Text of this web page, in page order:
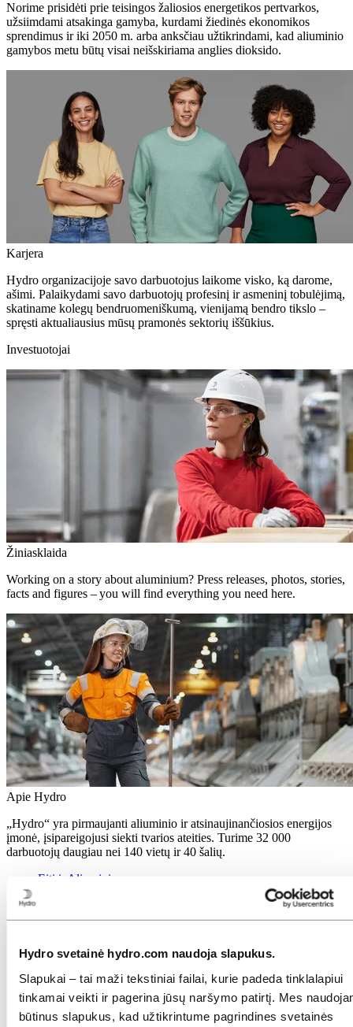
Hydro svetainė hydro.com naudoja slapukus.
Slapukai – tai maži tekstiniai failai, kurie padeda tinklalapiui
tinkamai veikti ir pagerina jūsų naršymo patirtį. Mes
būtinus slapukus, kad užtikrintume pagrindines svetainės
Norime prisidėti prie teisingos žaliosios energetikos pertvarkos,
užsiimdami atsakinga gamyba, kurdami žiedinės ekonomikos
sprendimus ir iki 2050 m. arba anksčiau užtikrindami, kad aliuminio
gamybos metu būtų visai neišskiriama anglies dioksido.
Karjera
Hydro organizacijoje savo darbuotojus laikome visko, ką darome,
ašimi. Palaikydami savo darbuotojų profesinį ir asmeninį tobulėjimą,
skatiname kolegų bendruomeniškumą, vienijamą bendro tikslo –
spręsti aktualiausius mūsų pramonės sektorių iššūkius.
Investuotojai
Žiniasklaida
Working on a story about aluminium? Press releases, photos, stories,
facts and figures – you will find everything you need here.
Apie Hydro
„Hydro“ yra pirmaujanti aliuminio ir atsinaujinančiosios energijos
įmonė, įsipareigojusi siekti tvarios ateities. Turime 32 000
darbuotojų daugiau nei 140 vietų ir 40 šalių.
Eiti į:
Aliuminis
Apie aliuminį
Eiti į: Energy
Eiti į:
Mūsų požiūris
Tvarumo ataskaitos